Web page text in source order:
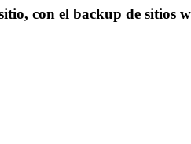
con el backup de sitios